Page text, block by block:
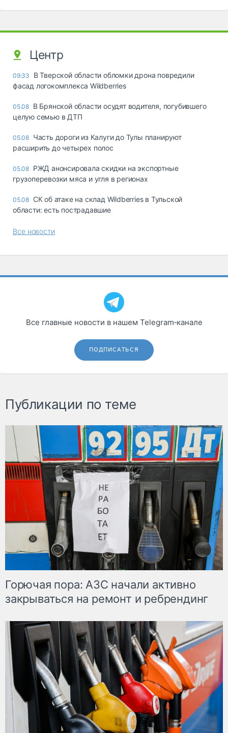
Центр
09:33
В Тверской области обломки дрона повредили
фасад логокомплекса Wildberries
05.08 В Брянской области осудят водителя, погубившего
целую семью в ДТП
05.08 Часть дороги из Калуги до Тулы планируют
расширить до четырех полос
05.08 РЖД анонсировала скидки на экспортные
грузоперевозки мяса и угля в регионах
05.08 СК об атаке на склад Wildberries в Тульской
области: есть пострадавшие
Все новости
Все главные новости в нашем Telegram‑канале
ПОДПИСАТЬСЯ
Публикации по теме
Горючая пора: АЗС начали активно
закрываться на ремонт и ребрендинг